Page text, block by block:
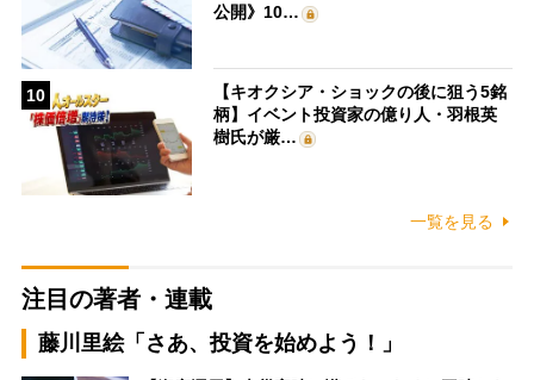
公開》10…
10
【キオクシア・ショックの後に狙う5銘
柄】イベント投資家の億り人・羽根英
樹氏が厳…
一覧を見る
注目の著者・連載
藤川里絵「さあ、投資を始めよう！」